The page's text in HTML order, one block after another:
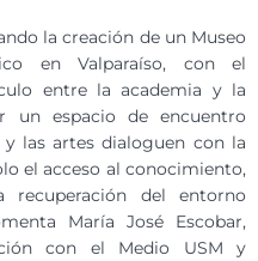
la creación de un Museo
en Valparaíso, con el
entre la academia y la
un espacio de encuentro
las artes dialoguen con la
el acceso al conocimiento,
del entorno
María José Escobar,
con el Medio USM y